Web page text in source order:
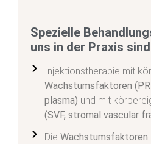
Spezielle
uns in der Praxis sind
Injektionstherapie mit
Wachstumsfaktoren
plasma) und mit
(SVF, stromal vascular
Die Wachstumsfaktoren